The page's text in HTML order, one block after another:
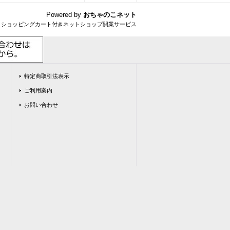
Powered by おちゃのこネット
ョッピングカート付きネットショップ開業サービス
特定商取引法表示
ご利用案内
お問い合わせ